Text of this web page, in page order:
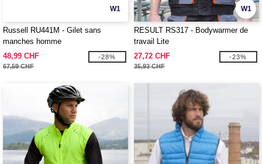
W1
Russell RU441M - Gilet sans
manches homme
48,99 CHF
67,59 CHF
-28%
W1
RESULT RS317 - Bodywarmer de
travail Lite
27,72 CHF
35,93 CHF
-23%